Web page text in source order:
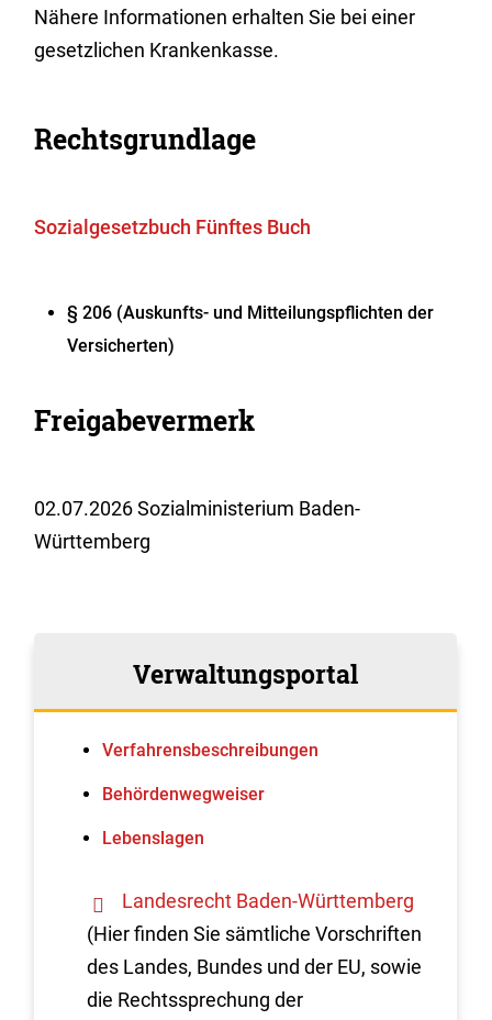
Nähere Informationen erhalten Sie bei einer
gesetzlichen Krankenkasse.
Rechtsgrundlage
Sozialgesetzbuch Fünftes Buch
§ 206 (Auskunfts- und Mitteilungspflichten der
Versicherten)
Freigabevermerk
02.07.2026 Sozialministerium Baden-
Württemberg
Verwaltungsportal
Verfahrens­beschreibungen
Behördenwegweiser
Lebenslagen
Landesrecht Baden-Württemberg
(Hier finden Sie sämtliche Vorschriften
des Landes, Bundes und der EU, sowie
die Rechtssprechung der